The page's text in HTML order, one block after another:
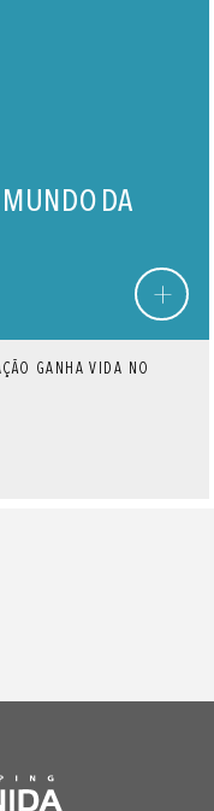
MUNDO DA
+
GANHA VIDA NO